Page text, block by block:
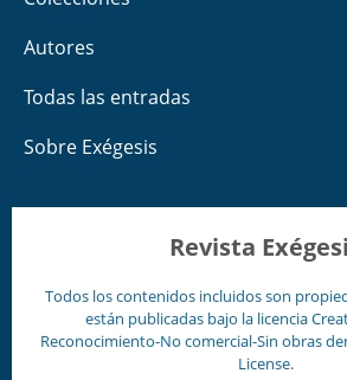
Autores
Todas las entradas
Sobre Exégesis
Revista
Todos los contenidos incluidos son
están publicadas bajo la licencia
Reconocimiento-No comercial-Sin obras
License.